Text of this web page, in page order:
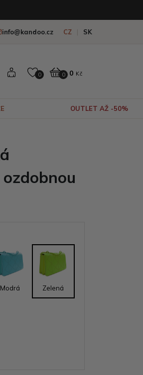
info@kandoo.cz CZ SK
0 0 0 Kč
OUTLET AŽ -50%
Modrá Zelená